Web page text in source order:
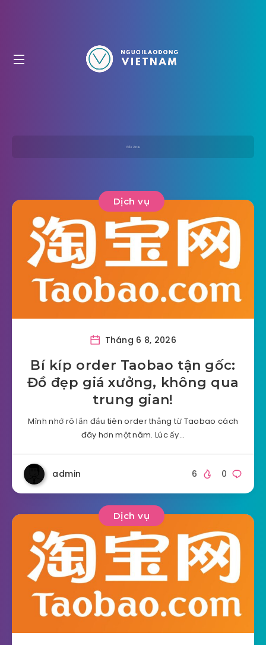
Dịch vụ
Tháng 6 8, 2026
Bí kíp order Taobao tận gốc:
Đồ đẹp giá xưởng, không qua
trung gian!
Mình nhớ rõ lần đầu tiên order thẳng từ Taobao cách
đây hơn một năm. Lúc ấy…
admin 0
6
Dịch vụ